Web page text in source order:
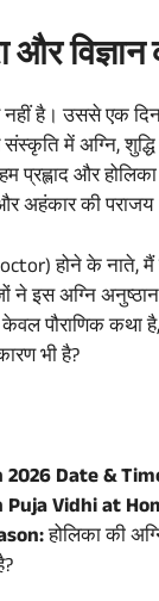
और
है। उससे एक
संस्कृति में अग्नि,
प्रह्लाद और
अहंकार की
होने के नाते, मैं
ने इस अग्नि
पौराणिक कथा
भी है?
2026 Date &
Puja Vidhi at
होलिका की